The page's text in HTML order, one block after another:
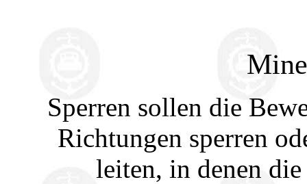
Sperren sollen die
Richtungen sperren
leiten, in denen